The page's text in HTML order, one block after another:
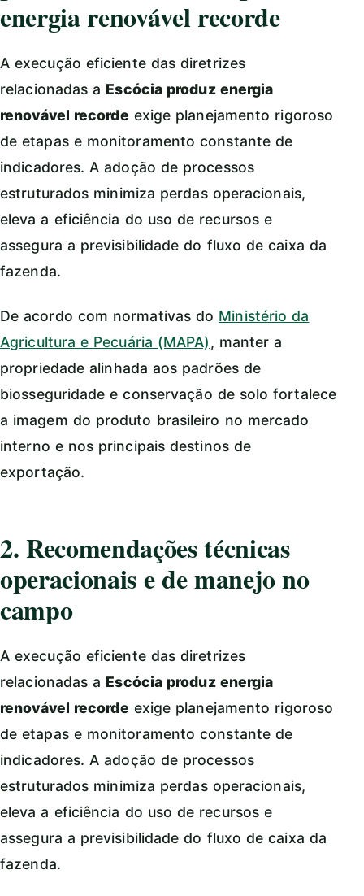
energia renovável recorde
A execução eficiente das diretrizes
relacionadas a Escócia produz energia
renovável recorde exige planejamento rigoroso
de etapas e monitoramento constante de
indicadores. A adoção de processos
estruturados minimiza perdas operacionais,
eleva a eficiência do uso de recursos e
assegura a previsibilidade do fluxo de caixa da
fazenda.
De acordo com normativas do Ministério da
Agricultura e Pecuária (MAPA), manter a
propriedade alinhada aos padrões de
biosseguridade e conservação de solo fortalece
a imagem do produto brasileiro no mercado
interno e nos principais destinos de
exportação.
2. Recomendações técnicas
operacionais e de manejo no
campo
A execução eficiente das diretrizes
relacionadas a Escócia produz energia
renovável recorde exige planejamento rigoroso
de etapas e monitoramento constante de
indicadores. A adoção de processos
estruturados minimiza perdas operacionais,
eleva a eficiência do uso de recursos e
assegura a previsibilidade do fluxo de caixa da
fazenda.